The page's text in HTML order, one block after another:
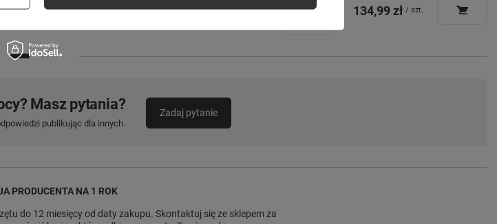
6,99 zł / szt. 134,99 zł / szt.
Masz pytania?
publikując dla innych.
Zadaj pytanie
PRODUCENTA NA 1 ROK
do 12 miesięcy od daty zakupu. Skontaktuj się ze sklepem za